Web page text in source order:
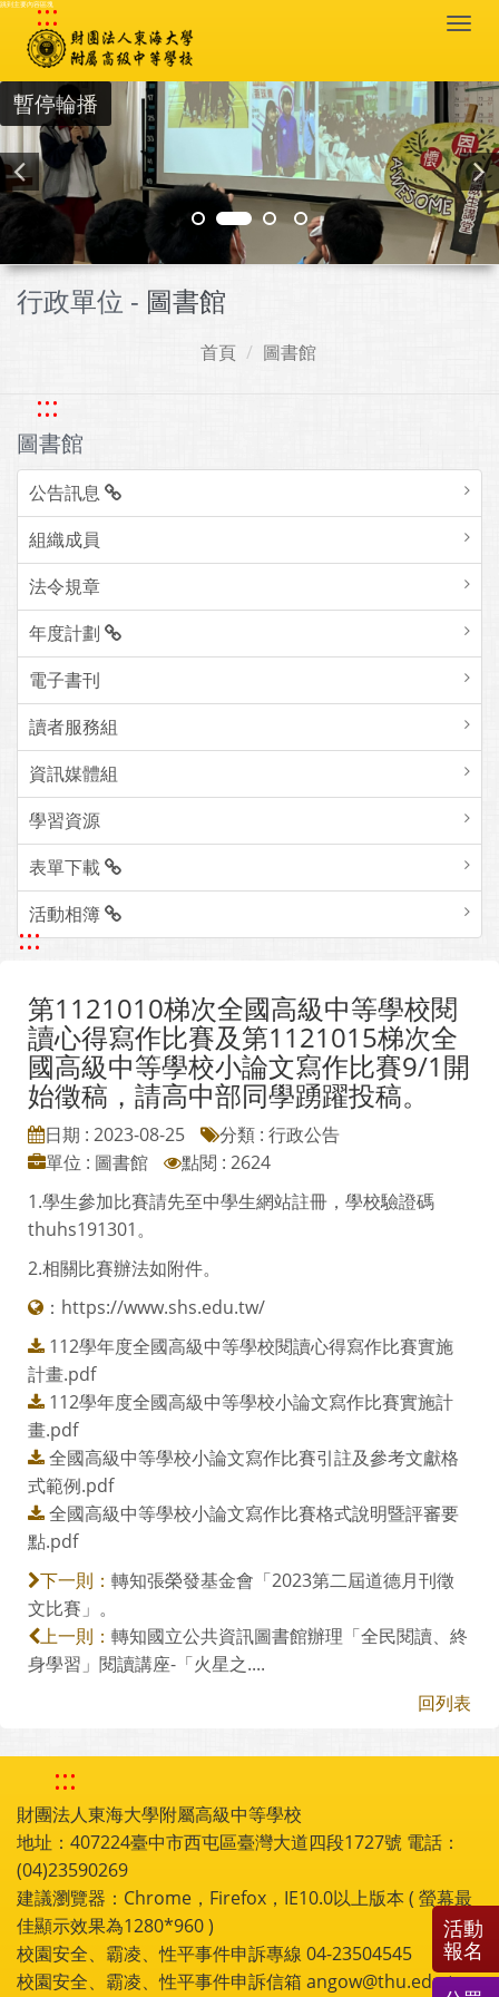
跳到主要內容區塊
:::
暫停輪播
行政單位 - 圖書館
首頁 圖書館
:::
圖書館
公告訊息
組織成員
法令規章
年度計劃
電子書刊
讀者服務組
資訊媒體組
學習資源
表單下載
活動相簿
:::
第1121010梯次全國高級中等學校閱
讀心得寫作比賽及第1121015梯次全
國高級中等學校小論文寫作比賽9/1開
始徵稿，請高中部同學踴躍投稿。
日期 : 2023-08-25
分類 : 行政公告
單位 : 圖書館
點閱 : 2624
1.學生參加比賽請先至中學生網站註冊，學校驗證碼
thuhs191301。
2.相關比賽辦法如附件。
： https://www.shs.edu.tw/
112學年度全國高級中等學校閱讀心得寫作比賽實施
計畫.pdf
112學年度全國高級中等學校小論文寫作比賽實施計
畫.pdf
全國高級中等學校小論文寫作比賽引註及參考文獻格
式範例.pdf
全國高級中等學校小論文寫作比賽格式說明暨評審要
點.pdf
下一則： 轉知張榮發基金會「2023第二屆道德月刊徵
文比賽」。
上一則： 轉知國立公共資訊圖書館辦理「全民閱讀、終
身學習」閱讀講座-「火星之....
回列表
:::
財團法人東海大學附屬高級中等學校
地址：407224臺中市西屯區臺灣大道四段1727號 電話：
(04)23590269
建議瀏覽器：Chrome，Firefox，IE10.0以上版本 ( 螢幕最
佳顯示效果為1280*960 )
校園安全、霸凌、性平事件申訴專線 04-23504545
校園安全、霸凌、性平事件申訴信箱 angow@thu.edu.tw
活動
報名